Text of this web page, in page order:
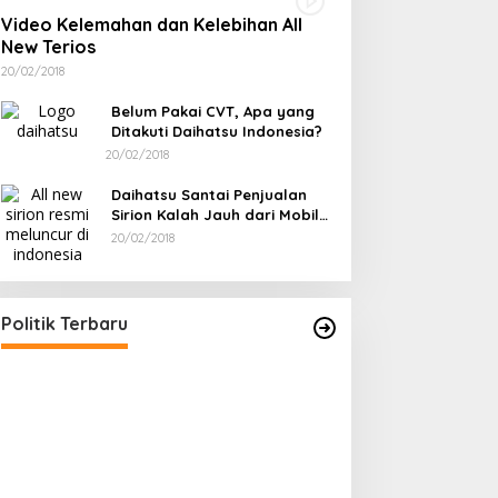
Video Kelemahan dan Kelebihan All
New Terios
20/02/2018
Belum Pakai CVT, Apa yang
Ditakuti Daihatsu Indonesia?
20/02/2018
Daihatsu Santai Penjualan
Sirion Kalah Jauh dari Mobil
LCGC
20/02/2018
Politik Terbaru
Toboali partai PDI Perjuangan
Bagikan Takjil
Di Bangka Selatan, Politik